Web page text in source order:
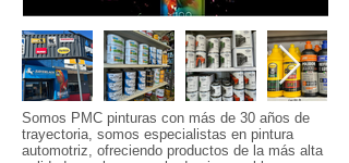
Somos PMC pinturas con más de 30 años de
trayectoria, somos especialistas en pintura
automotriz, ofreciendo productos de la más alta